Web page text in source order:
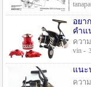
อยา
คำแ
ควา
vin -
แนะ
ควา